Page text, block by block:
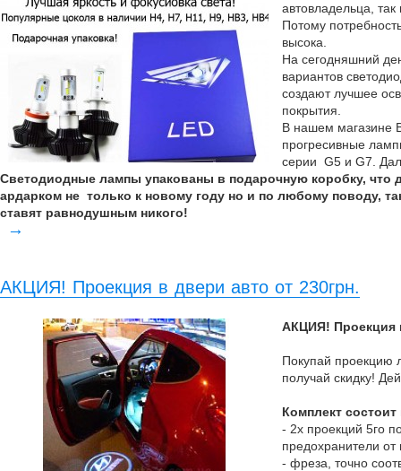
автовладельца, так
Потому
высока.
На сегодняшний
вариантов
создают лучшее
покрытия.
В нашем магазине
прогресивные
серии G5 и G7.
Светодиодные лампы упакованы в подарочную коробку, что
ардарком не только к новому году но и по любому поводу,
ставят равнодушным никого!
→
АКЦИЯ! Проекция в двери авто от 230грн.
АКЦИЯ! Проекция
Покупай проекцию
получай скидку!
Комплект
- 2х проекций 5го
предохранители
- фреза, точно